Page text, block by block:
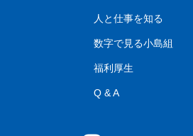
人と仕事を知る
数字で見る小島組
福利厚生
Q & A